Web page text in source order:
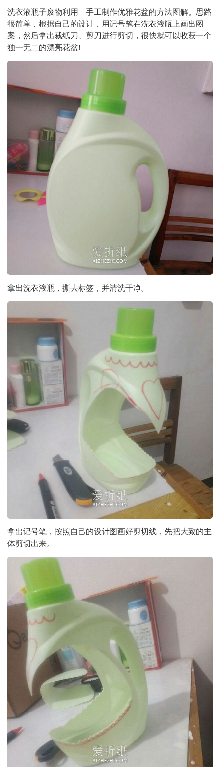
洗衣液瓶子废物利用，手工制作优雅花盆的方法图解。思路
很简单，根据自己的设计，用记号笔在洗衣液瓶上画出图
案，然后拿出裁纸刀、剪刀进行剪切，很快就可以收获一个
独一无二的漂亮花盆!
拿出洗衣液瓶，撕去标签，并清洗干净。
拿出记号笔，按照自己的设计图画好剪切线，先把大致的主
体剪切出来。